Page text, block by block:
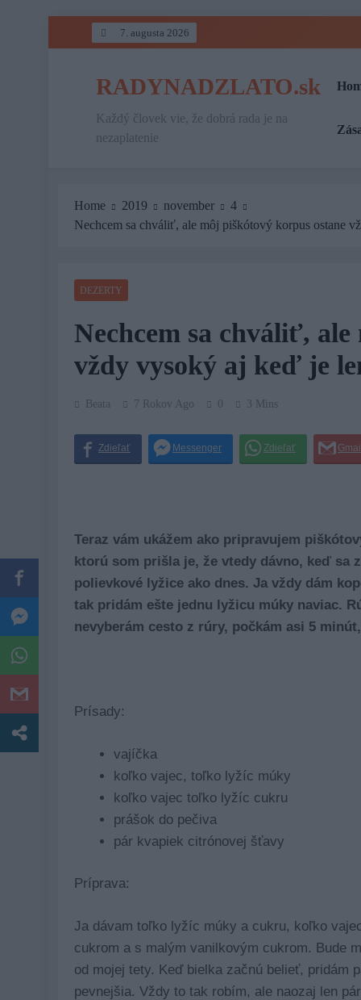
7. augusta 2026
RADYNADZLATO.sk
Každý človek vie, že dobrá rada je na
nezaplatenie
Home 2019 november
4
Nechcem sa chváliť, ale môj piškótový korpus ostane
DEZERTY
Nechcem sa chváliť,
vždy vysoký aj keď je
Beata 7 Rokov Ago 0 3 Mins
Teraz vám ukážem ako pripravujem
ktorú som prišla je, že vtedy dávno, keď sa
polievkové lyžice ako dnes. Ja vždy dám
tak pridám ešte jednu lyžicu múky naviac.
nevyberám cesto z rúry, počkám asi 5
Prísady:
vajíčka
koľko vajec, toľko lyžíc múky
koľko vajec toľko lyžíc cukru
prášok do pečiva
pár kvapiek citrónovej šťavy
Príprava:
Ja dávam toľko lyžíc múky a cukru, koľko
cukrom a s malým vanilkovým cukrom. Bude
od mojej tety. Keď bielka začnú belieť, pridám
pevnejšia. Vždy to tak robím, ale naozaj len